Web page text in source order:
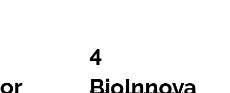
4
BioInnova